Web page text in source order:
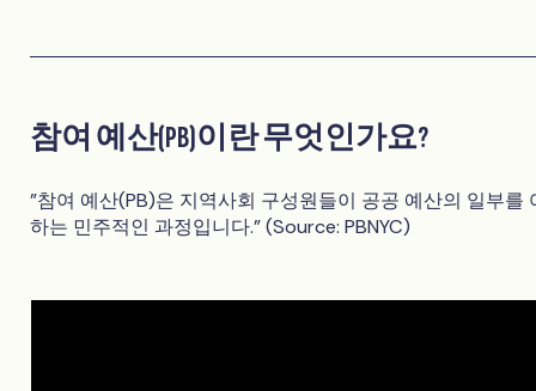
참여 예산(PB)이란 무엇인가요?
"참여 예산(PB)은 지역사회 구성원들이 공공 예산의 일부를
하는 민주적인 과정입니다." (Source: PBNYC)